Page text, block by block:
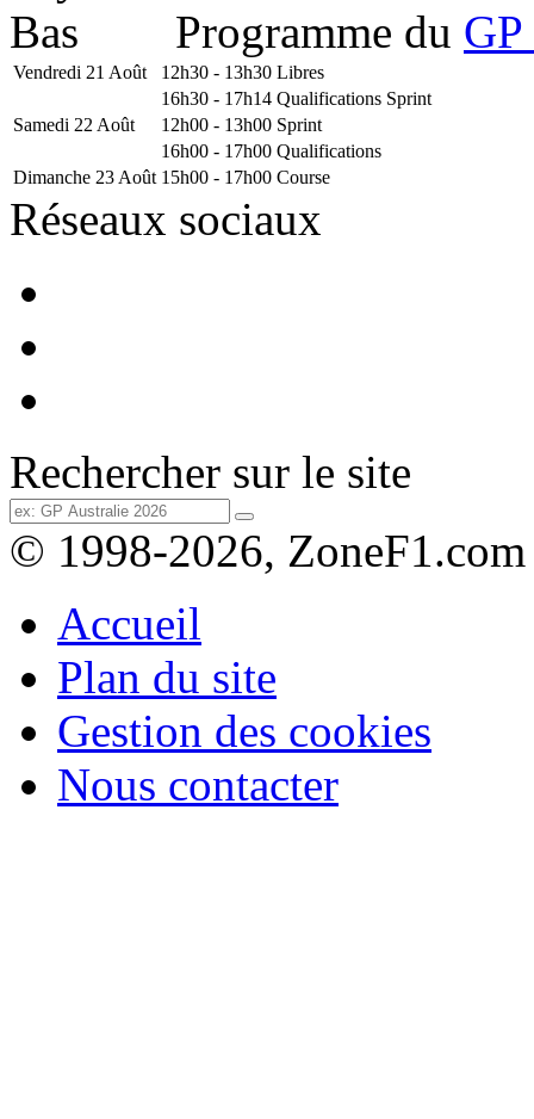
Programme du
Vendredi 21 Août 12h30 - 13h30 Libres
16h30 - 17h14 Qualifications Sprint
Samedi 22 Août
12h00 - 13h00 Sprint
16h00 - 17h00 Qualifications
Dimanche 23 Août 15h00 - 17h00 Course
Réseaux sociaux
Rechercher sur le site
© 1998-2026, ZoneF1.com
Accueil
Plan du site
Gestion des cookies
Nous contacter